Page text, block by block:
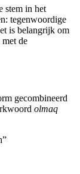
stem in het
tegenwoordige
is belangrijk om
met de
gecombineerd
olmaq